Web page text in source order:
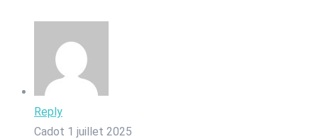
Reply
Cadot 1 juillet 2025